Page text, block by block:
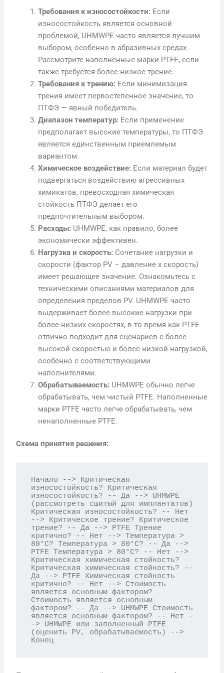
Требования к износостойкости: Если
износостойкость является основной
проблемой, UHMWPE часто является лучшим
выбором, особенно в абразивных средах.
Рассмотрите наполненные марки PTFE, если
также требуется более низкое трение.
Требования к трению: Если минимизация
трения имеет первостепенное значение, то
ПТФЭ — явный победитель.
Диапазон температур: Если применение
предполагает высокие температуры, то ПТФЭ
является единственным приемлемым
вариантом.
Химическое воздействие: Если материал будет
подвергаться воздействию агрессивных
химикатов, превосходная химическая
стойкость ПТФЭ делает его
предпочтительным выбором.
Расходы: UHMWPE, как правило, более
экономически эффективен.
Нагрузка и скорость: Сочетание нагрузки и
скорости (фактор PV – давление x скорость)
имеет решающее значение. Ознакомьтесь с
техническими описаниями материалов для
определения пределов PV. UHMWPE часто
выдерживает более высокие нагрузки при
более низких скоростях, в то время как PTFE
отлично подходит для сценариев с более
высокой скоростью и более низкой нагрузкой,
особенно с соответствующими
наполнителями.
Обрабатываемость: UHMWPE обычно легче
обрабатывать, чем чистый PTFE. Наполненные
марки PTFE часто легче обрабатывать, чем
ненаполненные PTFE.
Схема принятия решения:
Начало --> Критическая
износостойкость? Критическая
износостойкость? -- Да --> UHMWPE
(рассмотреть сшитый для имплантатов)
Критическая износостойкость? -- Нет
--> Критическое трение? Критическое
трение? -- Да --> PTFE Трение
критично? -- Нет --> Температура >
80°C? Температура > 80°C? -- Да -->
PTFE Температура > 80°C? -- Нет -->
Критическая химическая стойкость?
Критическая химическая стойкость? --
Да --> PTFE Химическая стойкость
критично? -- Нет --> Стоимость
является основным фактором?
Стоимость является основным
фактором? -- Да --> UHMWPE Стоимость
является основным фактором? -- Нет -
-> UHMWPE или заполненный PTFE
(оценить PV, обрабатываемость) -->
Конец